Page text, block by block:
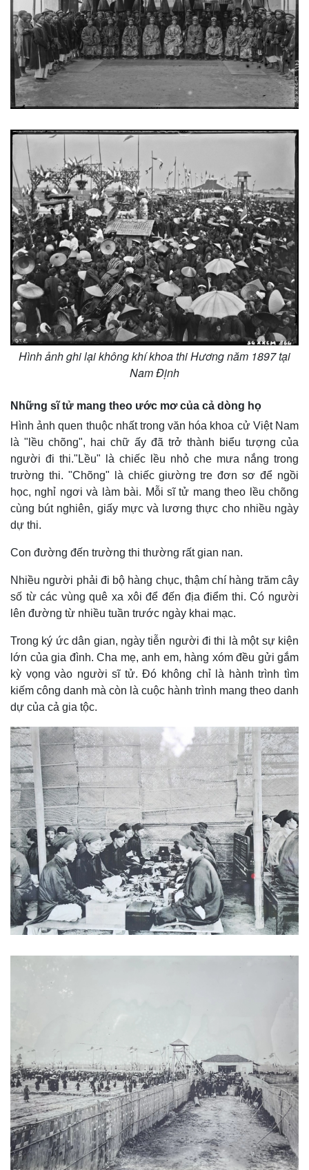
Kinh tế
Bất động sản
Khởi nghiệp
Thị trường
Giá vàng
Tiêu dùng
Tỷ giá
Chứng khoán
Giá cà phê
Hình ảnh ghi lại không khí khoa thi Hương năm 1897 tại
Nam Định
Những sĩ tử mang theo ước mơ của cả dòng họ
Hình ảnh quen thuộc nhất trong văn hóa khoa cử Việt Nam
là "lều chõng", hai chữ ấy đã trở thành biểu tượng của
người đi thi."Lều" là chiếc lều nhỏ che mưa nắng trong
trường thi. "Chõng" là chiếc giường tre đơn sơ để ngồi
học, nghỉ ngơi và làm bài. Mỗi sĩ tử mang theo lều chõng
cùng bút nghiên, giấy mực và lương thực cho nhiều ngày
dự thi.
Con đường đến trường thi thường rất gian nan.
Nhiều người phải đi bộ hàng chục, thậm chí hàng trăm cây
số từ các vùng quê xa xôi để đến địa điểm thi. Có người
lên đường từ nhiều tuần trước ngày khai mạc.
Trong ký ức dân gian, ngày tiễn người đi thi là một sự kiện
lớn của gia đình. Cha mẹ, anh em, hàng xóm đều gửi gắm
kỳ vọng vào người sĩ tử. Đó không chỉ là hành trình tìm
kiếm công danh mà còn là cuộc hành trình mang theo danh
dự của cả gia tộc.